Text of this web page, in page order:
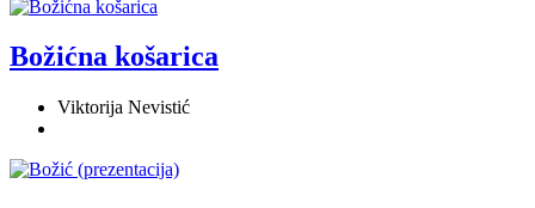
Božićna košarica
Viktorija Nevistić